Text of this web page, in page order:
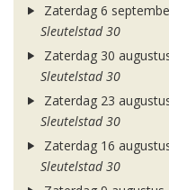
Zaterdag 6
Sleutelstad 30
Zaterdag 30
Sleutelstad 30
Zaterdag 23
Sleutelstad 30
Zaterdag 16
Sleutelstad 30